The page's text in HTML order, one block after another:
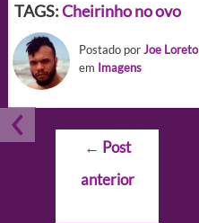
TAGS:Cheirinho no ovo
Postado porJoe Loreto
em Imagens
Navegação
Post
← Post
anterior